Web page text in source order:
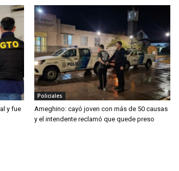
y fue
Policiales
Ameghino: cayó joven con más de 50 causas
y el intendente reclamó que quede preso